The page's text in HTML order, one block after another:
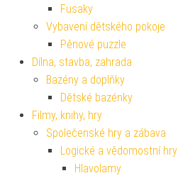
Fusaky
Vybavení dětského pokoje
Pěnové puzzle
Dílna, stavba, zahrada
Bazény a doplňky
Dětské bazénky
Filmy, knihy, hry
Společenské hry a zábava
Logické a vědomostní hry
Hlavolamy